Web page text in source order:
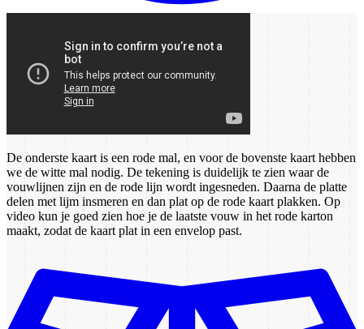
De onderste kaart is een rode mal, en voor de bovenste kaart hebben
we de witte mal nodig. De tekening is duidelijk te zien waar de
vouwlijnen zijn en de rode lijn wordt ingesneden. Daarna de platte
delen met lijm insmeren en dan plat op de rode kaart plakken. Op
video kun je goed zien hoe je de laatste vouw in het rode karton
maakt, zodat de kaart plat in een envelop past.